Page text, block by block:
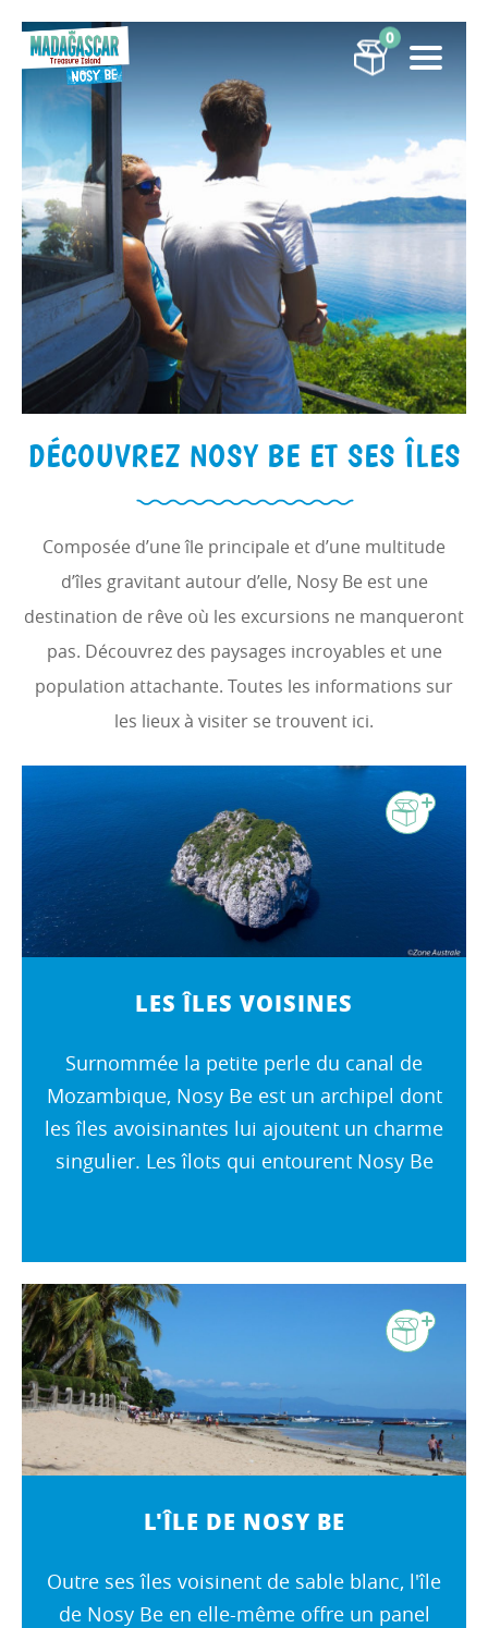
0
DÉCOUVREZ NOSY BE ET SES ÎLES
Composée d’une île principale et d’une multitude
d’îles gravitant autour d’elle, Nosy Be est une
destination de rêve où les excursions ne manqueront
pas. Découvrez des paysages incroyables et une
population attachante. Toutes les informations sur
les lieux à visiter se trouvent ici.
LES ÎLES VOISINES
Surnommée la petite perle du canal de
Mozambique, Nosy Be est un archipel dont
les îles avoisinantes lui ajoutent un charme
singulier. Les îlots qui entourent Nosy Be
L'ÎLE DE NOSY BE
Outre ses îles voisinent de sable blanc, l'île
de Nosy Be en elle-même offre un panel